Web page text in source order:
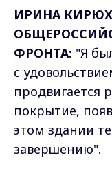
ИРИНА
ФРОНТА: "Я
с
продвигается
покрытие,
этом здании
завершению".